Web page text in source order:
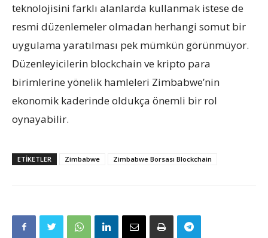
teknolojisini farklı alanlarda kullanmak istese de
resmi düzenlemeler olmadan herhangi somut bir
uygulama yaratılması pek mümkün görünmüyor.
Düzenleyicilerin blockchain ve kripto para
birimlerine yönelik hamleleri Zimbabwe’nin
ekonomik kaderinde oldukça önemli bir rol
oynayabilir.
ETIKETLER Zimbabwe Zimbabwe Borsası Blockchain